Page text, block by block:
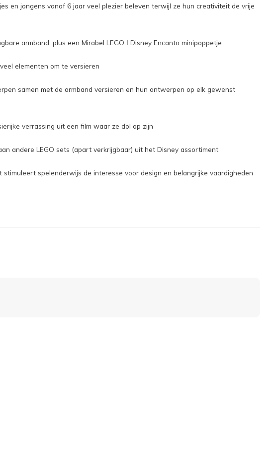
en jongens vanaf 6 jaar veel plezier beleven terwijl ze hun creativiteit de vrije
armband, plus een Mirabel LEGO ǀ Disney Encanto minipoppetje
elementen om te versieren
samen met de armband versieren en hun ontwerpen op elk gewenst
verrassing uit een film waar ze dol op zijn
andere LEGO sets (apart verkrijgbaar) uit het Disney assortiment
spelenderwijs de interesse voor design en belangrijke vaardigheden